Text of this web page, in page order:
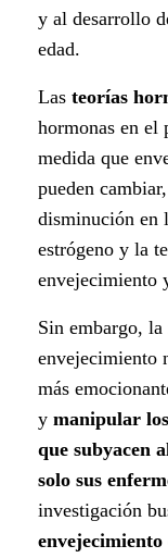
y al desarrollo
edad.
Las teorías
hormonas en el
medida que
pueden
disminución en
estrógeno y la
envejecimiento
Sin embargo,
envejecimiento
más
y manipular
que subyacen
solo sus
investigación